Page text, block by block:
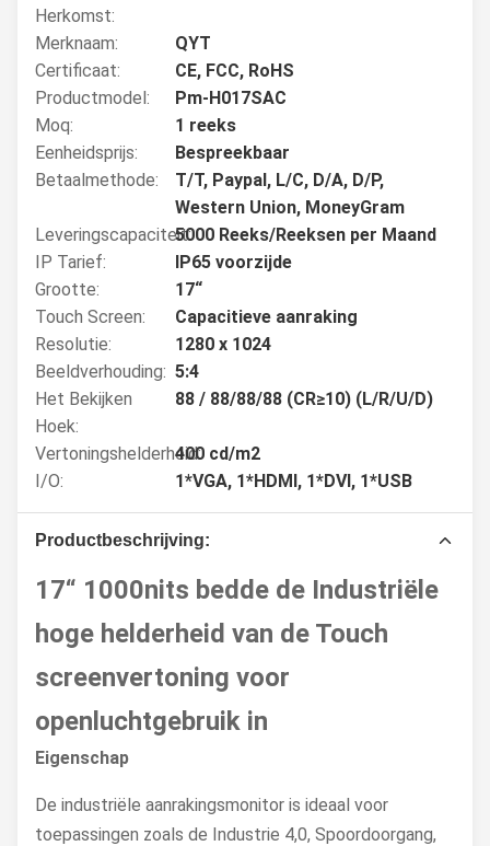
Herkomst:
Merknaam:
QYT
Certificaat:
CE, FCC, RoHS
Productmodel:
Pm-H017SAC
Moq:
1 reeks
Eenheidsprijs:
Bespreekbaar
Betaalmethode:
T/T, Paypal, L/C, D/A, D/P,
Western Union, MoneyGram
Leveringscapaciteit:5000 Reeks/Reeksen per Maand
IP Tarief:
IP65 voorzijde
Grootte:
17“
Touch Screen:
Capacitieve aanraking
Resolutie:
1280 x 1024
Beeldverhouding: 5:4
Het Bekijken
Hoek:
88 / 88/88/88 (CR≥10) (L/R/U/D)
Vertoningshelderheid:400 cd/m2
I/O:
1*VGA, 1*HDMI, 1*DVI, 1*USB
Productbeschrijving:
17“ 1000nits bedde de Industriële
hoge helderheid van de Touch
screenvertoning voor
openluchtgebruik in
Eigenschap
De industriële aanrakingsmonitor is ideaal voor
toepassingen zoals de Industrie 4,0, Spoordoorgang,